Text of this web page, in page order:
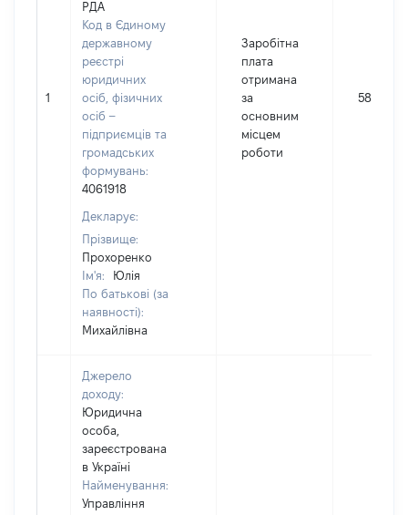
1
РДА
Код в Єдиному
державному
реєстрі
юридичних
осіб, фізичних
осіб –
підприємців та
громадських
формувань:
4061918
Декларує:
Прізвище:
Прохоренко
Ім'я:
Юлія
По батькові (за
наявності):
Михайлівна
Заробітна
плата
отримана
за
основним
місцем
роботи
58161
Джерело
доходу:
Юридична
особа,
зареєстрована
в Україні
Найменування:
Управління